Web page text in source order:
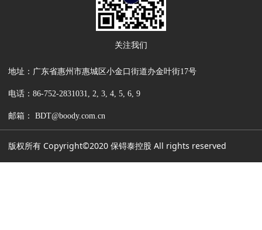
关注我们
地址：广东省惠州市惠城区小金口街道办金叶街17号
电话：86-752-2831031, 2, 3, 4, 5, 6, 9
邮箱： BDT@boody.com.cn
版权所有 Copyright©2020 保锝泰控股 All rights reserved